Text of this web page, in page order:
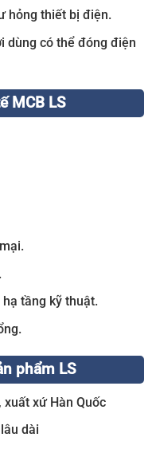
hỏng thiết bị điện.
dùng có thể đóng điện
MCB LS
tầng kỹ thuật.
phẩm LS
xứ Hàn Quốc
dài